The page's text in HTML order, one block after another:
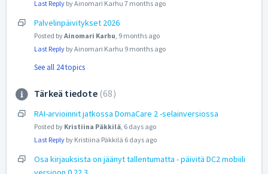
Last Reply by Ainomari Karhu 7 months ago
Palvelinpäivitykset 2026
Posted byAinomari Karhu 9 months ago
Last Reply by Ainomari Karhu 9 months ago
See all 24 topics
Tärkeä tiedote 68
RAI-arvioinnit jatkossa DomaCare 2 -selainversiossa
Posted by Kristiina Päkkilä 6 days ago
Last Reply by Kristiina Päkkilä 6 days ago
Osa kirjauksista on jäänyt tallentumatta - päivitä DC2 mobiili